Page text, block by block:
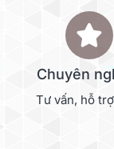
Chuyên
Tư vấn, hỗ